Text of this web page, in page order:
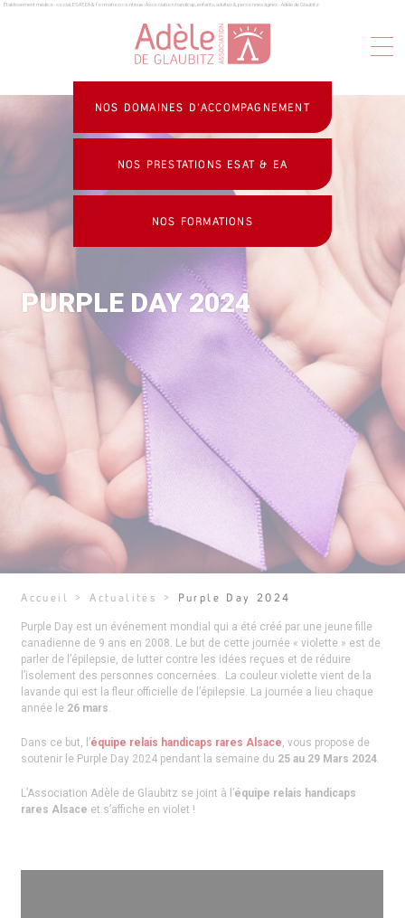
Panneau de gestion des cookies
Établissement médico-social, ESAT, EA & formation continue : Association handicap, enfants, adultes & personnes âgées - Adèle de Glaubitz
NOS DOMAINES D’ACCOMPAGNEMENT
NOS PRESTATIONS ESAT & EA
NOS FORMATIONS
PURPLE DAY 2024
Accueil >Actualités > Purple Day 2024
Purple Day est un événement mondial qui a été créé par une jeune fille
canadienne de 9 ans en 2008. Le but de cette journée « violette » est de
parler de l’épilepsie, de lutter contre les idées reçues et de réduire
l’isolement des personnes concernées. La couleur violette vient de la
lavande qui est la fleur officielle de l’épilepsie. La journée a lieu chaque
année le 26 mars.
Dans ce but, l’équipe relais handicaps rares Alsace, vous propose de
soutenir le Purple Day 2024 pendant la semaine du 25 au 29 Mars 2024.
L’Association Adèle de Glaubitz se joint à l’équipe relais handicaps
rares Alsace et s’affiche en violet !